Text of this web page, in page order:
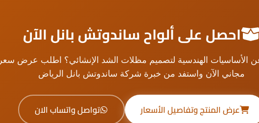
احصل على ألواح ساندوتش بانل الآن
الأساسيات الهندسية لتصميم مظلات الشد الإنشائي؟ اطلب عرض سعر
مجاني الآن واستفد من خبرة شركة ساندوتش بانل الرياض
عرض المنتج وتفاصيل الأسعار تواصل واتساب الان